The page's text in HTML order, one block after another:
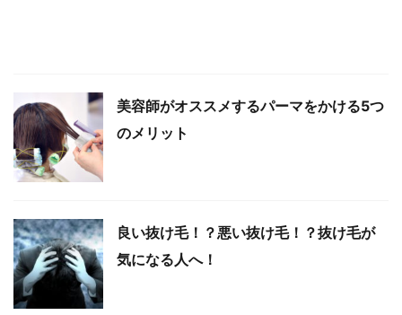
美容師がオススメするパーマをかける5つ
のメリット
良い抜け毛！？悪い抜け毛！？抜け毛が
気になる人へ！